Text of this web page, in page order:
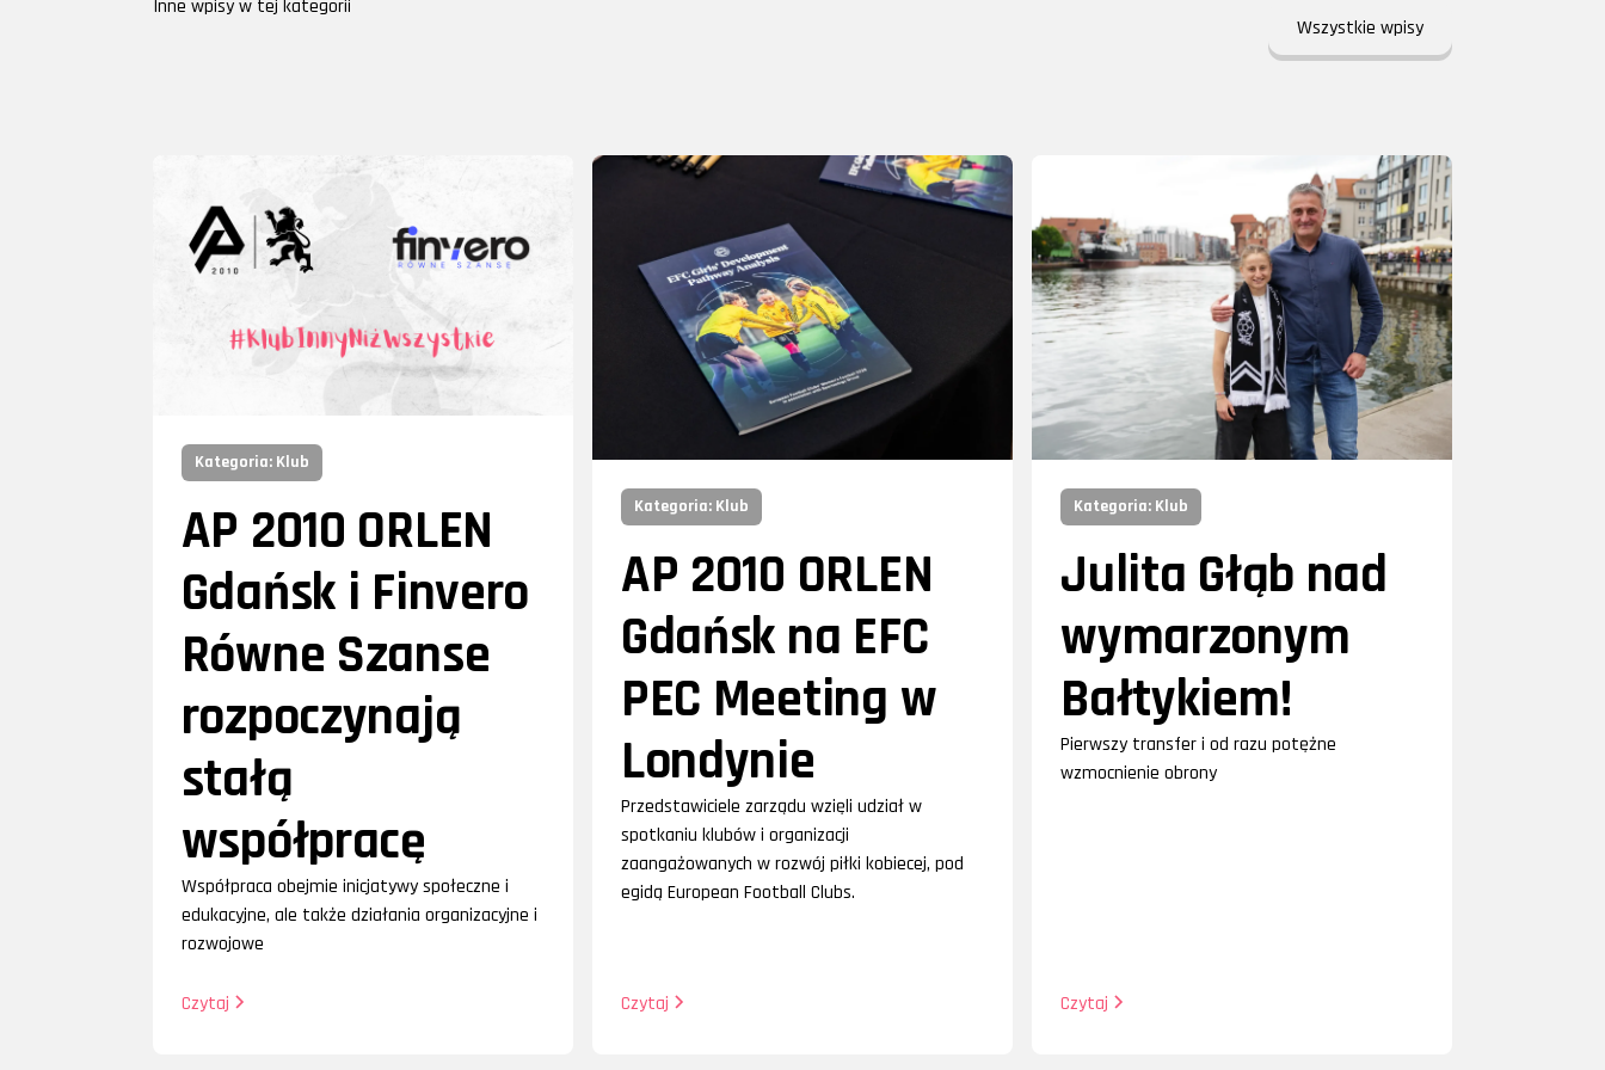
Inne wpisy w tej kategorii
Wszystkie wpisy
Kategoria: Klub
AP 2010 ORLEN
Gdańsk i Finvero
Równe Szanse
rozpoczynają
stałą
współpracę
Współpraca obejmie inicjatywy społeczne i
edukacyjne, ale także działania organizacyjne i
rozwojowe
Czytaj
Kategoria: Klub
AP 2010 ORLEN
Gdańsk na EFC
PEC Meeting w
Londynie
Przedstawiciele zarządu wzięli udział w
spotkaniu klubów i organizacji
zaangażowanych w rozwój piłki kobiecej, pod
egidą European Football Clubs.
Czytaj
Kategoria: Klub
Julita Głąb nad
wymarzonym
Bałtykiem!
Pierwszy transfer i od razu potężne
wzmocnienie obrony
Czytaj